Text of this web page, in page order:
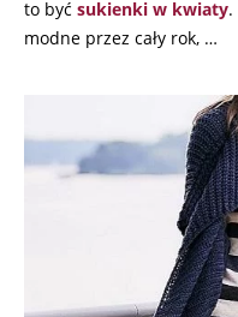
to być sukienki w kwiaty
modne przez cały rok, …